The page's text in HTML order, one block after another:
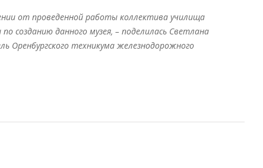
от проведенной работы коллектива училища
созданию данного музея, – поделилась Светлана
Оренбургского техникума железнодорожного